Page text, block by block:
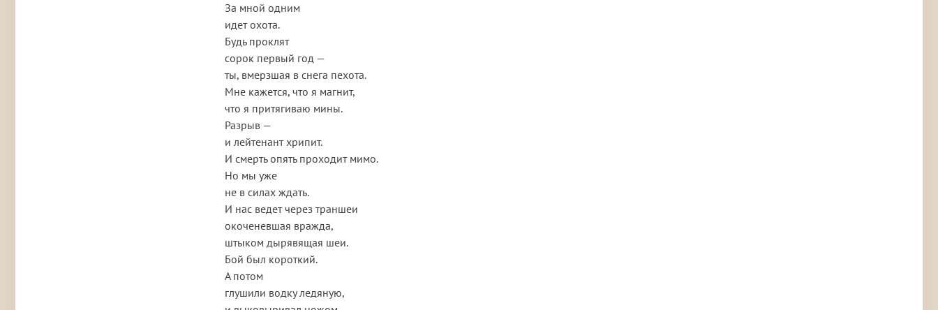
За мной одним
идет охота.
Будь проклят
сорок первый год —
ты, вмерзшая в снега пехота.
Мне кажется, что я магнит,
что я притягиваю мины.
Разрыв —
и лейтенант хрипит.
И смерть опять проходит мимо.
Но мы уже
не в силах ждать.
И нас ведет через траншеи
окоченевшая вражда,
штыком дырявящая шеи.
Бой был короткий.
А потом
глушили водку ледяную,